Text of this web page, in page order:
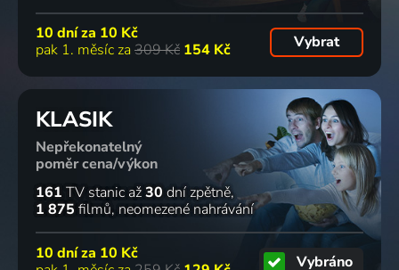
LIVE:
MICHAL
KLUCH
ELÁN
Pop & Rock
1990
Zlatá klasika
10 dní za 10 Kč
pak 1. měsíc za 309 Kč 154 Kč Vybrat
KLASIK
Nepřekonatelný
poměr cena/výkon
161 TV stanic až30 dní zpětně
1 875 filmů neomezené nahrávání
10 dní za 10 Kč
Vybráno